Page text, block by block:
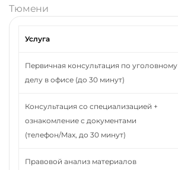
Тюмени
Услуга
Первичная консультация по уголовному
делу в офисе (до 30 минут)
Консультация со специализацией +
ознакомление с документами
(телефон/Max, до 30 минут)
Правовой анализ материалов